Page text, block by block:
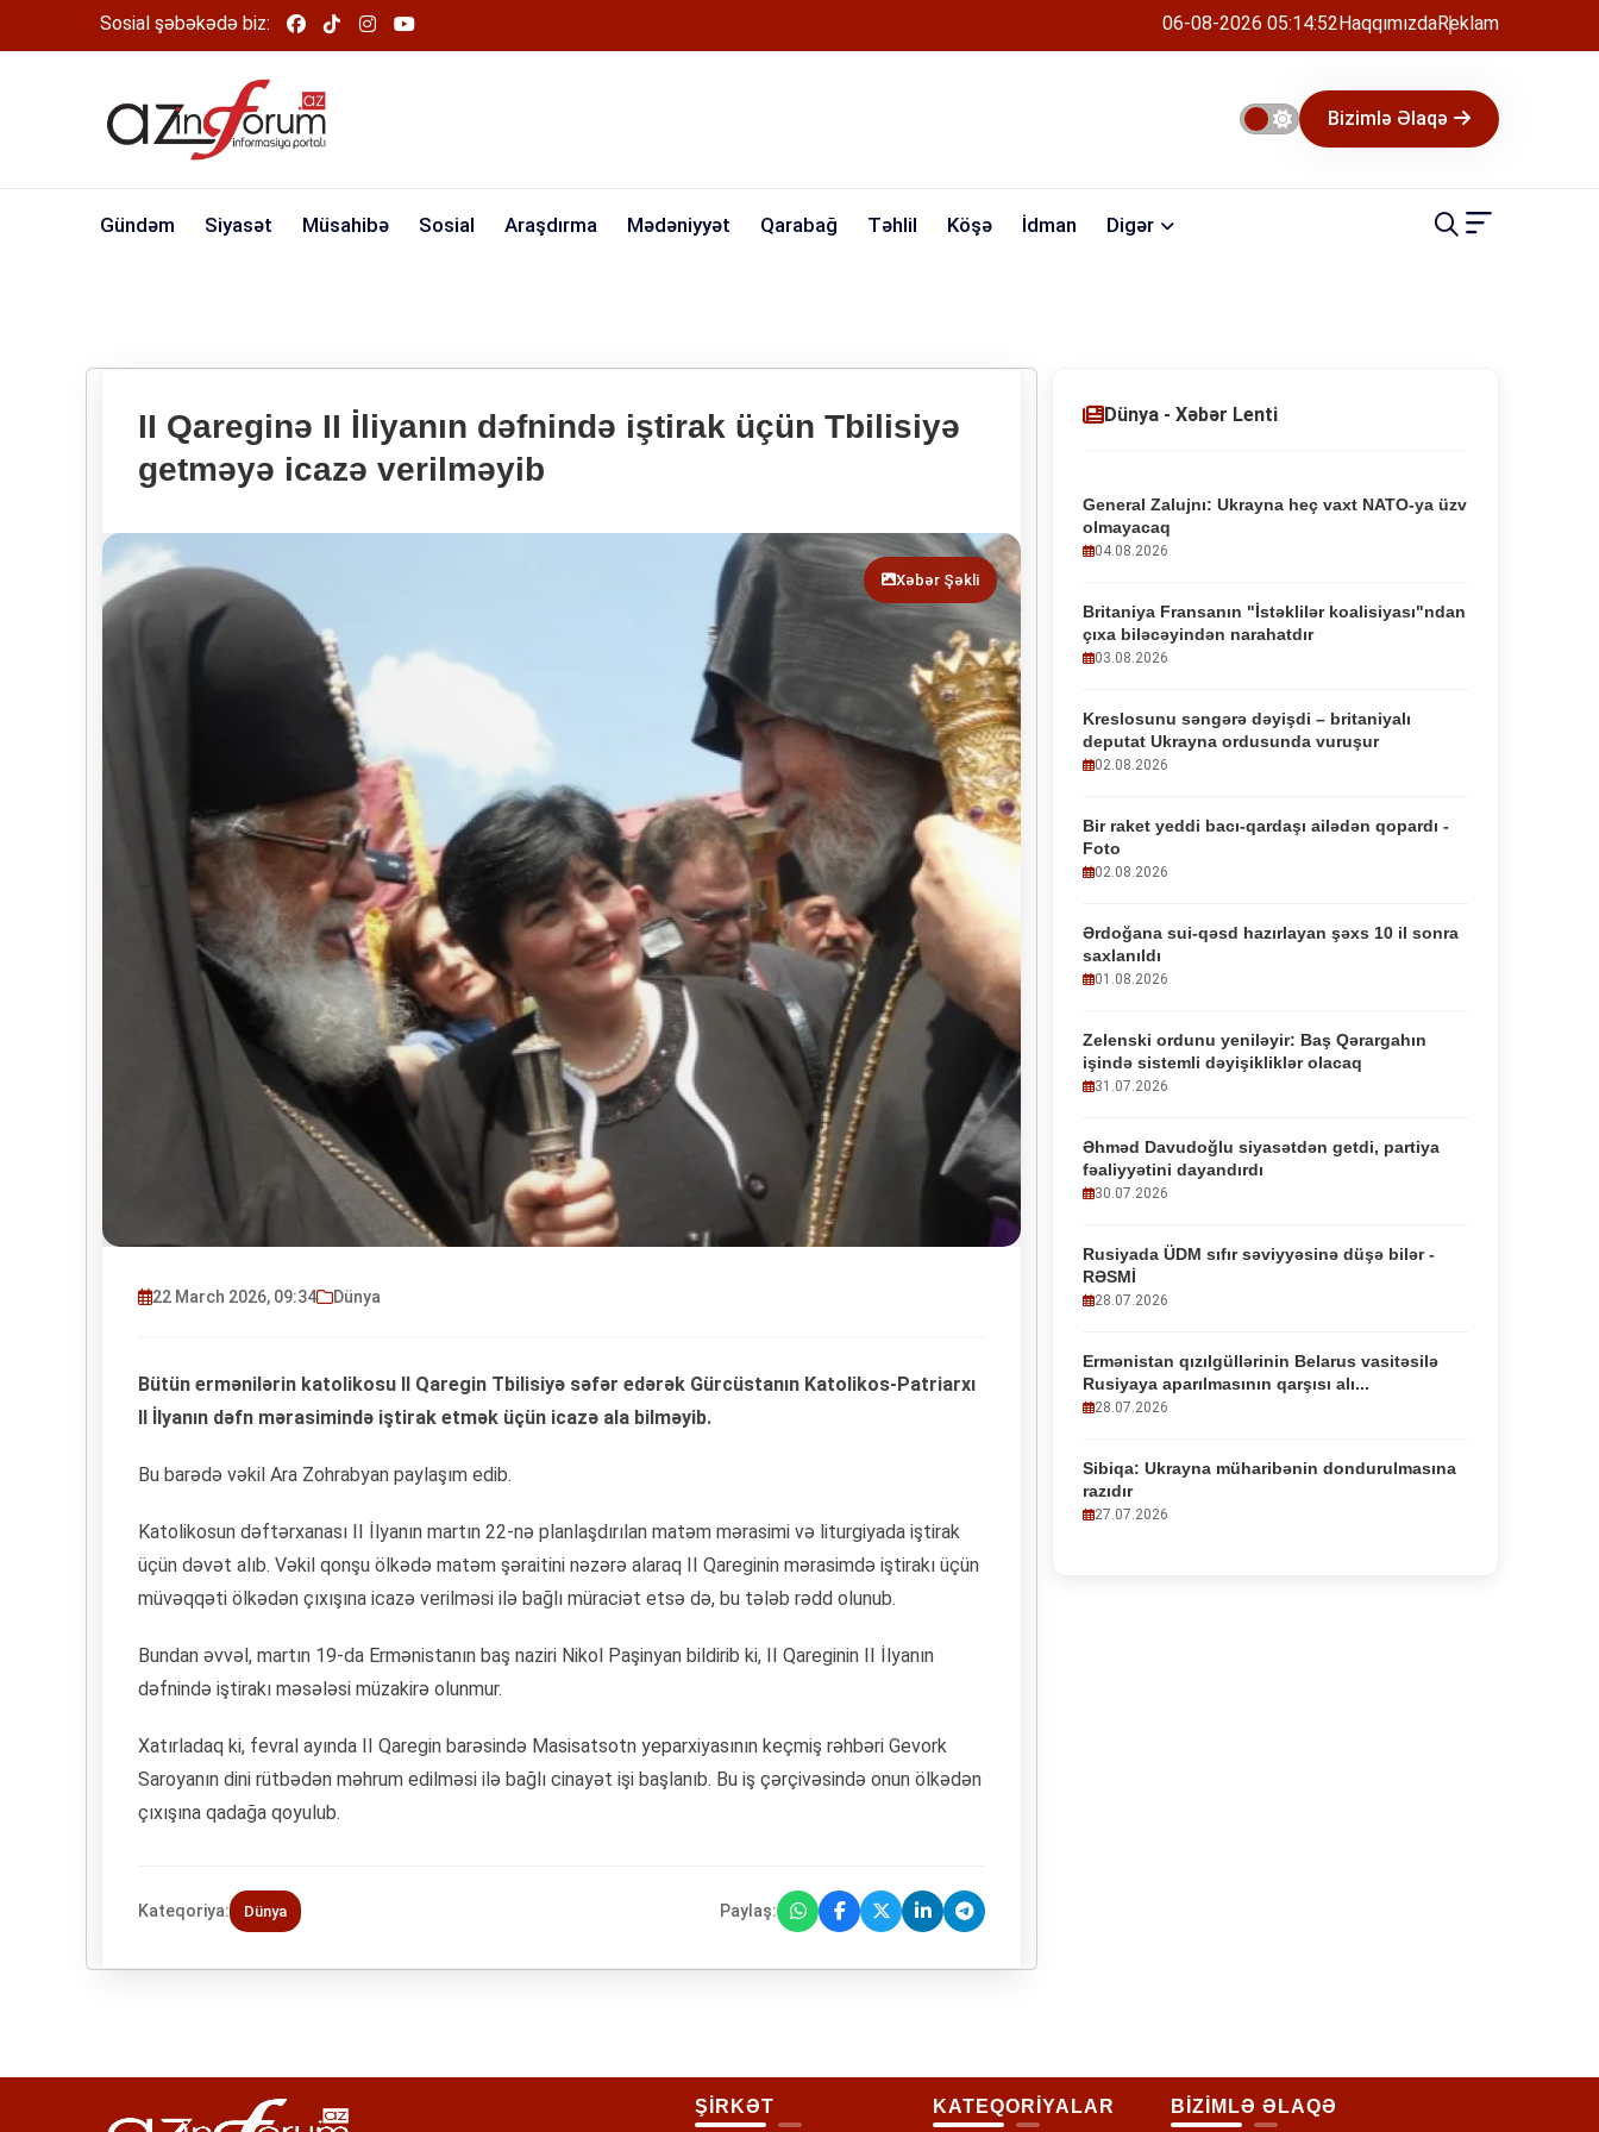
Sosial şəbəkədə biz: 06-08-2026 05:14:53HaqqımızdaReklam
Bizimlə Əlaqə
Gündəm Siyasət Müsahibə Sosial Araşdırma Mədəniyyət Qarabağ Təhlil Köşə İdman Digər
II Qareginə II İliyanın dəfnində iştirak üçün Tbilisiyə
getməyə icazə verilməyib
Xəbər Şəkli
22 March 2026, 09:34 Dünya
Bütün ermənilərin katolikosu II Qaregin Tbilisiyə səfər edərək Gürcüstanın Katolikos-Patriarxı
II İlyanın dəfn mərasimində iştirak etmək üçün icazə ala bilməyib.
Bu barədə vəkil Ara Zohrabyan paylaşım edib.
Katolikosun dəftərxanası II İlyanın martın 22-nə planlaşdırılan matəm mərasimi və liturgiyada iştirak
üçün dəvət alıb. Vəkil qonşu ölkədə matəm şəraitini nəzərə alaraq II Qareginin mərasimdə iştirakı üçün
müvəqqəti ölkədən çıxışına icazə verilməsi ilə bağlı müraciət etsə də, bu tələb rədd olunub.
Bundan əvvəl, martın 19-da Ermənistanın baş naziri Nikol Paşinyan bildirib ki, II Qareginin II İlyanın
dəfnində iştirakı məsələsi müzakirə olunmur.
Xatırladaq ki, fevral ayında II Qaregin barəsində Masisatsotn yeparxiyasının keçmiş rəhbəri Gevork
Saroyanın dini rütbədən məhrum edilməsi ilə bağlı cinayət işi başlanıb. Bu iş çərçivəsində onun ölkədən
çıxışına qadağa qoyulub.
Kateqoriya: Dünya Paylaş:
Dünya - Xəbər Lenti
General Zalujnı: Ukrayna heç vaxt NATO-ya üzv
olmayacaq
04.08.2026
Britaniya Fransanın "İstəklilər koalisiyası"ndan
çıxa biləcəyindən narahatdır
03.08.2026
Kreslosunu səngərə dəyişdi – britaniyalı
deputat Ukrayna ordusunda vuruşur
02.08.2026
Bir raket yeddi bacı-qardaşı ailədən qopardı -
Foto
02.08.2026
Ərdoğana sui-qəsd hazırlayan şəxs 10 il sonra
saxlanıldı
01.08.2026
Zelenski ordunu yeniləyir: Baş Qərargahın
işində sistemli dəyişikliklər olacaq
31.07.2026
Əhməd Davudoğlu siyasətdən getdi, partiya
fəaliyyətini dayandırdı
30.07.2026
Rusiyada ÜDM sıfır səviyyəsinə düşə bilər -
RƏSMİ
28.07.2026
Ermənistan qızılgüllərinin Belarus vasitəsilə
Rusiyaya aparılmasının qarşısı alı...
28.07.2026
Sibiqa: Ukrayna müharibənin dondurulmasına
razıdır
27.07.2026
ŞİRKƏT KATEQORİYALAR BİZİMLƏ ƏLAQƏ